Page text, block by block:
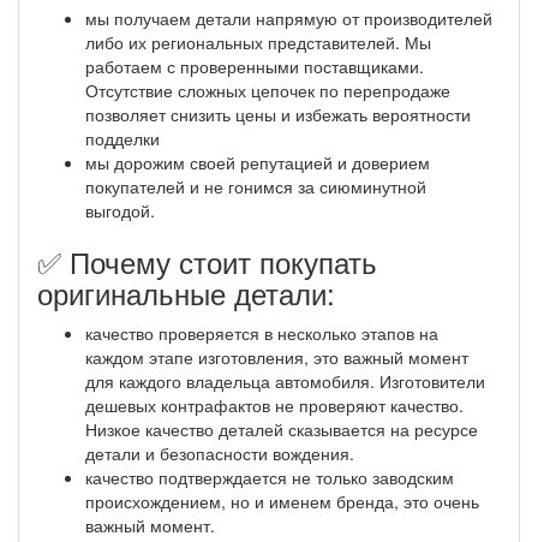
мы получаем детали напрямую от производителей
либо их региональных представителей. Мы
работаем с проверенными поставщиками.
Отсутствие сложных цепочек по перепродаже
позволяет снизить цены и избежать вероятности
подделки
мы дорожим своей репутацией и доверием
покупателей и не гонимся за сиюминутной
выгодой.
✅ Почему стоит покупать
оригинальные детали:
качество проверяется в несколько этапов на
каждом этапе изготовления, это важный момент
для каждого владельца автомобиля. Изготовители
дешевых контрафактов не проверяют качество.
Низкое качество деталей сказывается на ресурсе
детали и безопасности вождения.
качество подтверждается не только заводским
происхождением, но и именем бренда, это очень
важный момент.